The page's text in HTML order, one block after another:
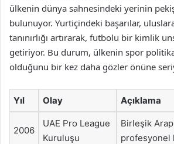
ülkenin dünya sahnesindeki yerinin
bulunuyor. Yurtiçindeki başarılar,
tanınırlığı artırarak, futbolu bir kimlik
getiriyor. Bu durum, ülkenin spor
olduğunu bir kez daha gözler önüne
Yıl Olay Açıklama
2006
UAE Pro League
Kuruluşu
Birleşik
profesyonel